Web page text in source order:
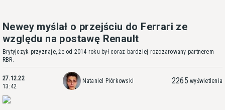
Newey myślał o przejściu do Ferrari ze
względu na postawę Renault
Brytyjczyk przyznaje, że od 2014 roku był coraz bardziej rozczarowany partnerem
RBR.
27.12.22
13:42
Nataniel Piórkowski 2265 wyświetlenia